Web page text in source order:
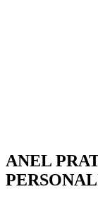
ANEL